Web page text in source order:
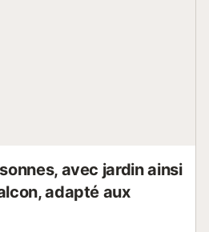
avec jardin ainsi
adapté aux